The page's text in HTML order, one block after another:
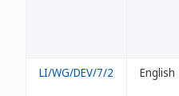
LI/WG/DEV/7/2 English